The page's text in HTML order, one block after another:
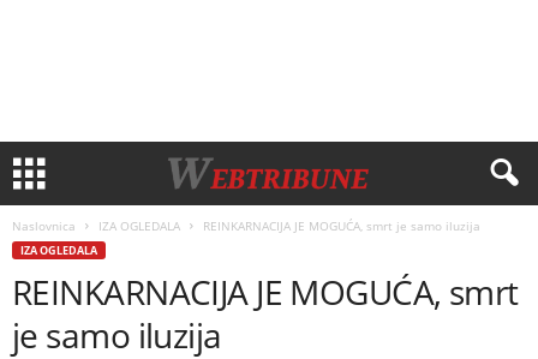
Naslovnica IZA OGLEDALA REINKARNACIJA JE MOGUĆA, smrt je samo iluzija
IZA OGLEDALA
REINKARNACIJA JE MOGUĆA, smrt
je samo iluzija